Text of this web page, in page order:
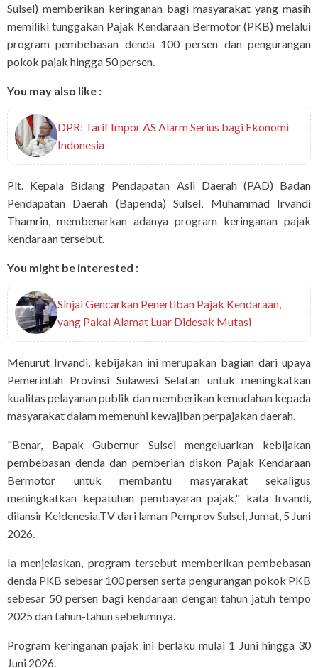
Sulsel) memberikan keringanan bagi masyarakat yang masih
memiliki tunggakan Pajak Kendaraan Bermotor (PKB) melalui
program pembebasan denda 100 persen dan pengurangan
pokok pajak hingga 50 persen.
You may also like :
DPR: Tarif Impor AS Alarm Serius bagi Ekonomi
Indonesia
Plt. Kepala Bidang Pendapatan Asli Daerah (PAD) Badan
Pendapatan Daerah (Bapenda) Sulsel, Muhammad Irvandi
Thamrin, membenarkan adanya program keringanan pajak
kendaraan tersebut.
You might be interested :
Sinjai Gencarkan Penertiban Pajak Kendaraan,
yang Pakai Alamat Luar Didesak Mutasi
Menurut Irvandi, kebijakan ini merupakan bagian dari upaya
Pemerintah Provinsi Sulawesi Selatan untuk meningkatkan
kualitas pelayanan publik dan memberikan kemudahan kepada
masyarakat dalam memenuhi kewajiban perpajakan daerah.
"Benar, Bapak Gubernur Sulsel mengeluarkan kebijakan
pembebasan denda dan pemberian diskon Pajak Kendaraan
Bermotor untuk membantu masyarakat sekaligus
meningkatkan kepatuhan pembayaran pajak," kata Irvandi,
dilansir Keidenesia.TV dari laman Pemprov Sulsel, Jumat, 5 Juni
2026.
Ia menjelaskan, program tersebut memberikan pembebasan
denda PKB sebesar 100 persen serta pengurangan pokok PKB
sebesar 50 persen bagi kendaraan dengan tahun jatuh tempo
2025 dan tahun-tahun sebelumnya.
Program keringanan pajak ini berlaku mulai 1 Juni hingga 30
Juni 2026.